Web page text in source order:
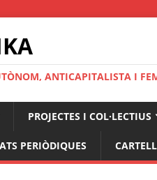
ANTICAPITALISTA I
PROJECTES I COL·LECTIUS
PERIÒDIQUES